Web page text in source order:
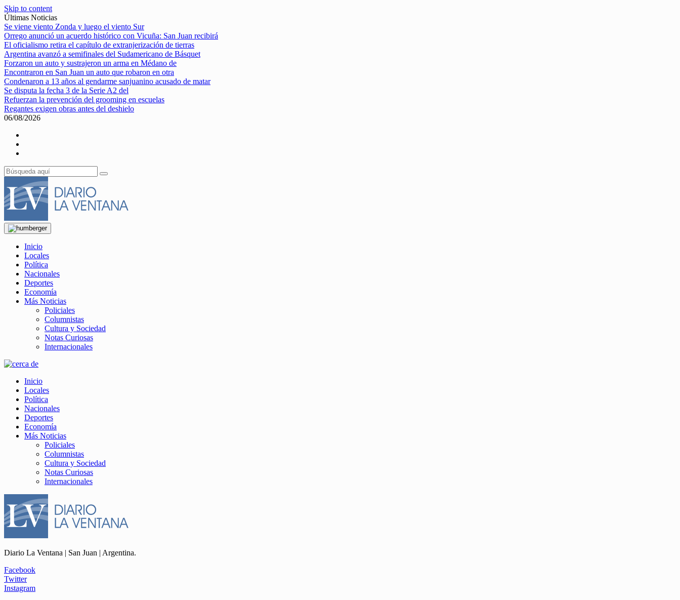
Skip to content
Últimas Noticias
Se viene viento Zonda y luego el viento Sur
Orrego anunció un acuerdo histórico con Vicuña: San Juan recibirá
El oficialismo retira el capítulo de extranjerización de tierras
Argentina avanzó a semifinales del Sudamericano de Básquet
Forzaron un auto y sustrajeron un arma en Médano de
Encontraron en San Juan un auto que robaron en otra
Condenaron a 13 años al gendarme sanjuanino acusado de matar
Se disputa la fecha 3 de la Serie A2 del
Refuerzan la prevención del grooming en escuelas
Regantes exigen obras antes del deshielo
06/08/2026
Inicio
Locales
Política
Nacionales
Deportes
Economía
Más Noticias
Policiales
Columnistas
Cultura y Sociedad
Notas Curiosas
Internacionales
Inicio
Locales
Política
Nacionales
Deportes
Economía
Más Noticias
Policiales
Columnistas
Cultura y Sociedad
Notas Curiosas
Internacionales
Diario La Ventana | San Juan | Argentina.
Facebook
Twitter
Instagram